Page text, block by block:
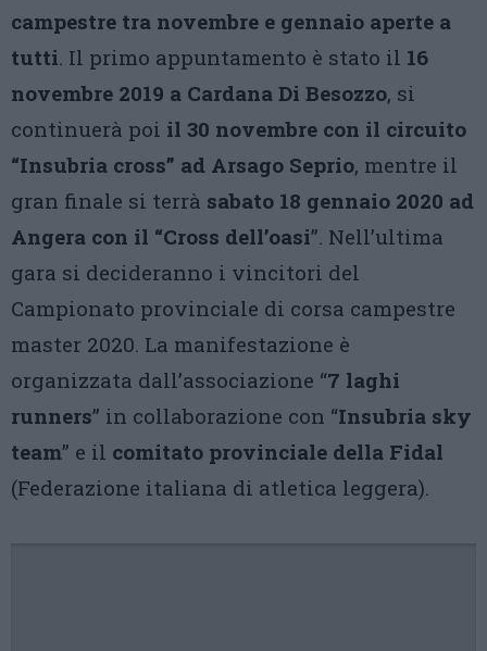
campestre tra novembre e gennaio aperte a
tutti. Il primo appuntamento è stato il 16
novembre 2019 a Cardana Di Besozzo, si
continuerà poi il 30 novembre con il circuito
“Insubria cross” ad Arsago Seprio, mentre il
gran finale si terrà sabato 18 gennaio 2020 ad
Angera con il “Cross dell’oasi”. Nell’ultima
gara si decideranno i vincitori del
Campionato provinciale di corsa campestre
master 2020. La manifestazione è
organizzata dall’associazione “7 laghi
runners” in collaborazione con “Insubria sky
team” e il comitato provinciale della Fidal
(Federazione italiana di atletica leggera).